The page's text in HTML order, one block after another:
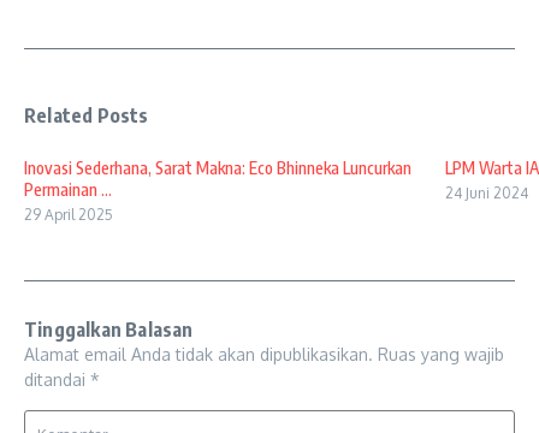
Related Posts
Inovasi Sederhana, Sarat Makna: Eco Bhinneka Luncurkan
Permainan ...
29 April 2025
LPM Warta
24 Juni 2024
Tinggalkan Balasan
Alamat email Anda tidak akan dipublikasikan. Ruas yang wajib
ditandai *